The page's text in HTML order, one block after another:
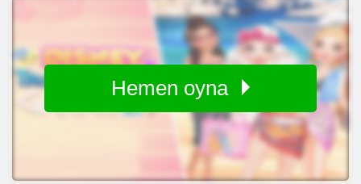
Hemen oyna